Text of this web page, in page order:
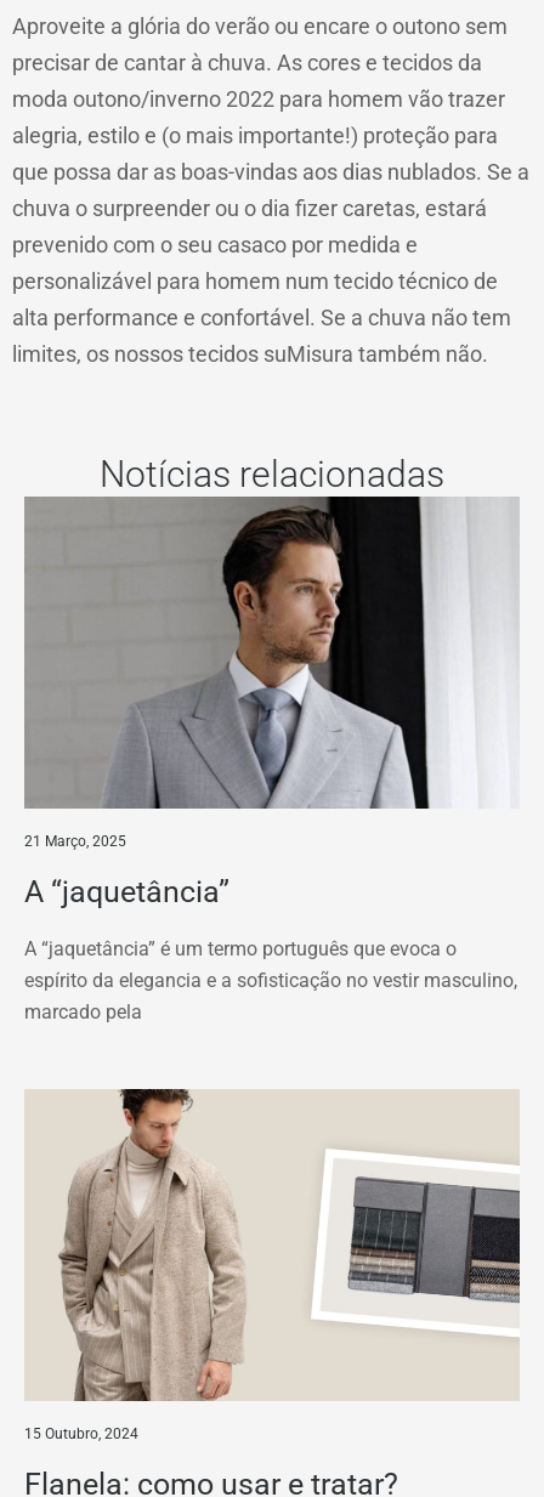
Aproveite a glória do verão ou encare o outono sem
precisar de cantar à chuva. As cores e tecidos da
moda outono/inverno 2022 para homem vão trazer
alegria, estilo e (o mais importante!) proteção para
que possa dar as boas-vindas aos dias nublados. Se a
chuva o surpreender ou o dia fizer caretas, estará
prevenido com o seu casaco por medida e
personalizável para homem num tecido técnico de
alta performance e confortável. Se a chuva não tem
limites, os nossos tecidos suMisura também não.
Notícias relacionadas
21 Março, 2025
A “jaquetância”
A “jaquetância” é um termo português que evoca o
espírito da elegancia e a sofisticação no vestir masculino,
marcado pela
15 Outubro, 2024
Flanela: como usar e tratar?